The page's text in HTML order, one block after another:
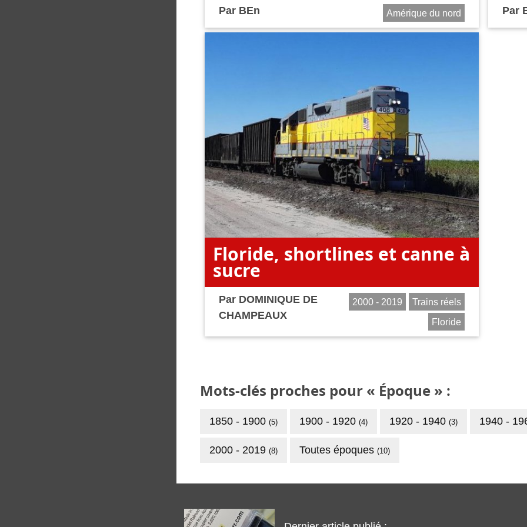
Par BEn Amérique du nord Par
Floride, shortlines et canne à
sucre
Par DOMINIQUE DE
CHAMPEAUX
2000 - 2019
Trains réels
Floride
Mots-clés proches pour « Époque » :
1850 - 1900 (5) 1900 - 1920 (4) 1920 - 1940 (3) 1940 -
2000 - 2019 (8) Toutes époques (10)